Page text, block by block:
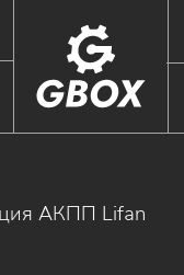
АКПП Lifan